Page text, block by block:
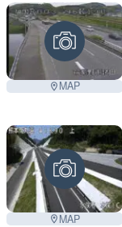
MAP
MAP